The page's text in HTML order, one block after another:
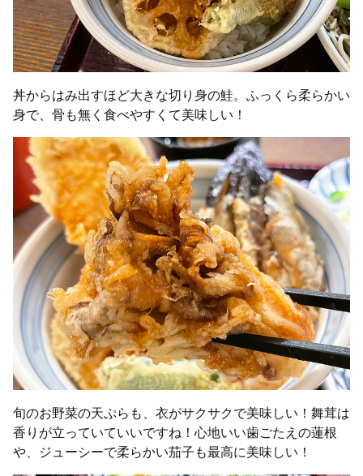
丼からはみ出すほど大きな切り身の鮭。ふっくら柔らかい
身で、骨も無く食べやすくて美味しい！
旬のお野菜の天ぷらも、衣がサクサクで美味しい！舞茸は
香りが立っていていいですね！心地いい歯ごたえの蓮根
や、ジューシーで柔らかい茄子も最高に美味しい！